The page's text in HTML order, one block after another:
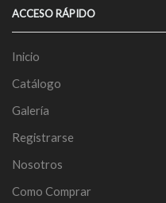
ACCESO RÁPIDO
Inicio
Catálogo
Galería
Registrarse
Nosotros
Como Comprar